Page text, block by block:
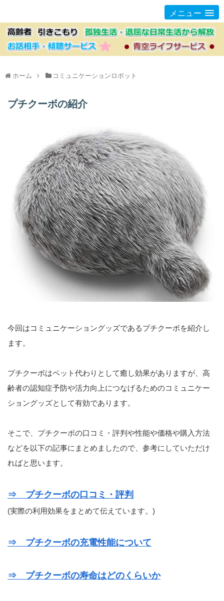
メニュー
ホーム コミュニケーションロボット
プチクーボの紹介
今回はコミュニケーショングッズであるプチクーボを紹介し
ます。
プチクーボはペット代わりとして癒し効果がありますが、高
齢者の認知症予防や活力向上につなげるためのコミュニケー
ショングッズとして有効であります。
そこで、プチクーボの口コミ・評判や性能や価格や購入方法
などを以下の記事にまとめましたので、参考にしていただけ
ればと思います。
⇒ プチクーボの口コミ・評判
(実際の利用効果をまとめて伝えています。)
⇒ プチクーボの充電性能について
⇒ プチクーボの寿命はどのくらいか